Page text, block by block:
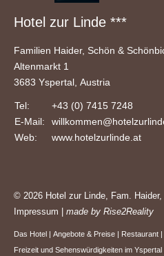
Hotel zur Linde ***
Familien Haider, Schön &
Altenmarkt 1
3683 Yspertal, Austria
Tel:
E-Mail:
Web:
+43 (0) 7415 7248
willkommen
www.hotelzurlinde.at
© 2026 Hotel zur Linde, Fam.
Impressum
made by Rise2Reality
Das Hotel | Angebote & Preise | Restaurant |
Freizeit und Sehenswürdigkeiten im Yspertal